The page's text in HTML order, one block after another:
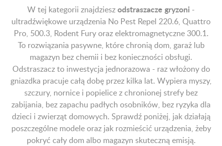
W tej kategorii znajdzieszodstraszacze gryzoni -
ultradźwiękowe urządzenia No Pest Repel 220.6, Quattro
Pro, 500.3, Rodent Fury oraz elektromagnetyczne 300.1.
To rozwiązania pasywne, które chronią dom, garaż lub
magazyn bez chemii i bez konieczności obsługi.
Odstraszacz to inwestycja jednorazowa - raz włożony do
gniazdka pracuje całą dobę przez kilka lat. Wypiera myszy,
szczury, nornice i popielice z chronionej strefy bez
zabijania, bez zapachu padłych osobników, bez ryzyka dla
dzieci i zwierząt domowych. Sprawdź poniżej, jak działają
poszczególne modele oraz jak rozmieścić urządzenia, żeby
pokryć cały dom albo magazyn skuteczną emisją.